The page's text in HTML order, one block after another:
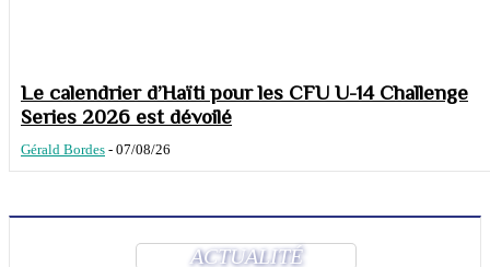
Le calendrier d’Haïti pour les CFU U-14 Challenge
Series 2026 est dévoilé
Gérald Bordes - 07/08/26
ACTUALITÉ